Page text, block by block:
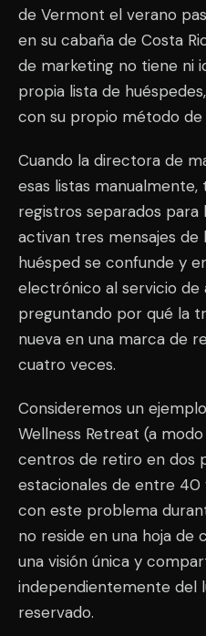
de Vermont el verano
en su cabaña de Costa
de marketing no tiene ni
propia lista de
con su propio método de
Cuando la directora de
esas listas
registros separados para
activan tres mensajes de
huésped se confunde y
electrónico al servicio
preguntando por qué la
nueva en una marca de
cuatro veces.
Consideremos un
Wellness Retreat (a
centros de retiro en dos
estacionales de entre 40
con este problema
no reside en una hoja de
una visión única y
independientemente del
reservado.